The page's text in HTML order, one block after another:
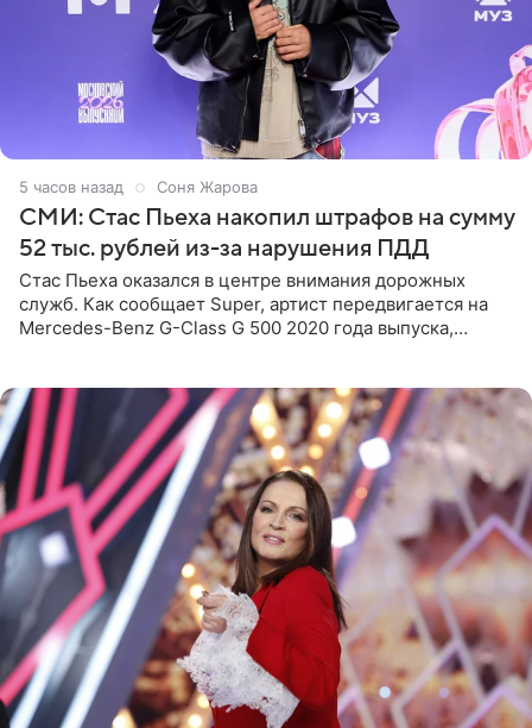
5 часов назад Соня Жарова
СМИ: Стас Пьеха накопил штрафов на сумму
52 тыс. рублей из-за нарушения ПДД
Стас Пьеха оказался в центре внимания дорожных
служб. Как сообщает Super, артист передвигается на
Mercedes-Benz G-Class G 500 2020 года выпуска,